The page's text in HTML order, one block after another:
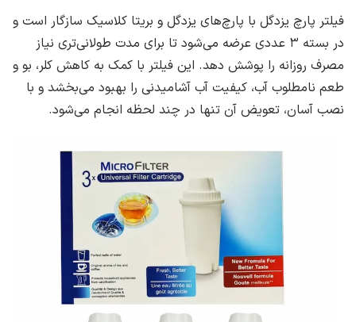
فیلتر پارچ یزدگل با پارچ‌های یزدگل و بریتا کلاسیک سازگار است و
در بسته ۳ عددی عرضه می‌شود تا برای مدت طولانی‌تری نیاز
مصرف روزانه را پوشش دهد. این فیلتر با کمک به کاهش کلر، بو و
طعم نامطلوب آب، کیفیت آب آشامیدنی را بهبود می‌بخشد و با
نصب آسان، تعویض آن تنها در چند لحظه انجام می‌شود.